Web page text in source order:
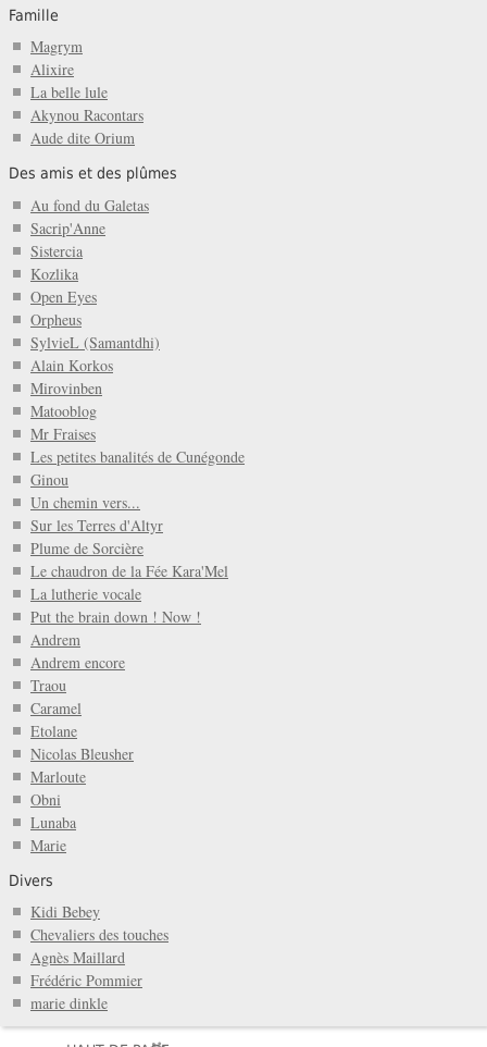
Famille
Magrym
Alixire
La belle lule
Akynou Racontars
Aude dite Orium
Des amis et des plûmes
Au fond du Galetas
Sacrip'Anne
Sistercia
Kozlika
Open Eyes
Orpheus
SylvieL (Samantdhi)
Alain Korkos
Mirovinben
Matooblog
Mr Fraises
Les petites banalités de Cunégonde
Ginou
Un chemin vers...
Sur les Terres d'Altyr
Plume de Sorcière
Le chaudron de la Fée Kara'Mel
La lutherie vocale
Put the brain down ! Now !
Andrem
Andrem encore
Traou
Caramel
Etolane
Nicolas Bleusher
Marloute
Obni
Lunaba
Marie
Divers
Kidi Bebey
Chevaliers des touches
Agnès Maillard
Frédéric Pommier
marie dinkle